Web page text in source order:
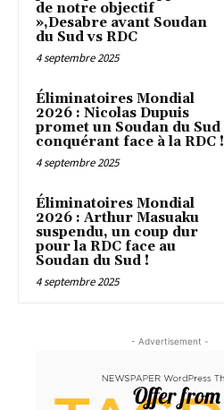
de notre objectif
»,Desabre avant Soudan
du Sud vs RDC
4 septembre 2025
Éliminatoires Mondial
2026 : Nicolas Dupuis
promet un Soudan du Sud
conquérant face à la RDC !
4 septembre 2025
Éliminatoires Mondial
2026 : Arthur Masuaku
suspendu, un coup dur
pour la RDC face au
Soudan du Sud !
4 septembre 2025
- Advertisement -